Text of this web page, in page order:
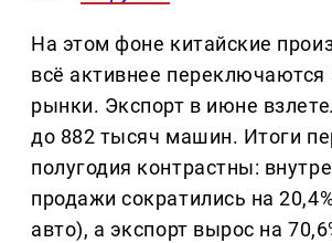
На этом фоне китайские
всё активнее
рынки. Экспорт в июне
до 882 тысяч машин. Итоги
полугодия контрастны:
продажи сократились на
авто), а экспорт вырос на